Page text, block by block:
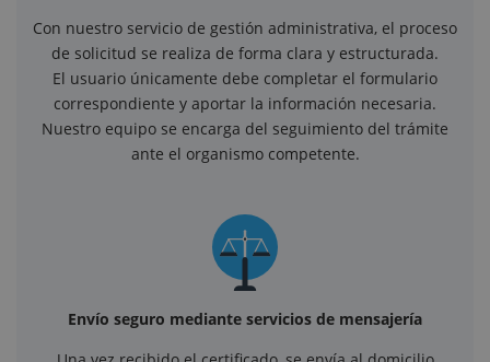
Con nuestro servicio de gestión administrativa, el proceso
de solicitud se realiza de forma clara y estructurada.
El usuario únicamente debe completar el formulario
correspondiente y aportar la información necesaria.
Nuestro equipo se encarga del seguimiento del trámite
ante el organismo competente.
Envío seguro mediante servicios de mensajería